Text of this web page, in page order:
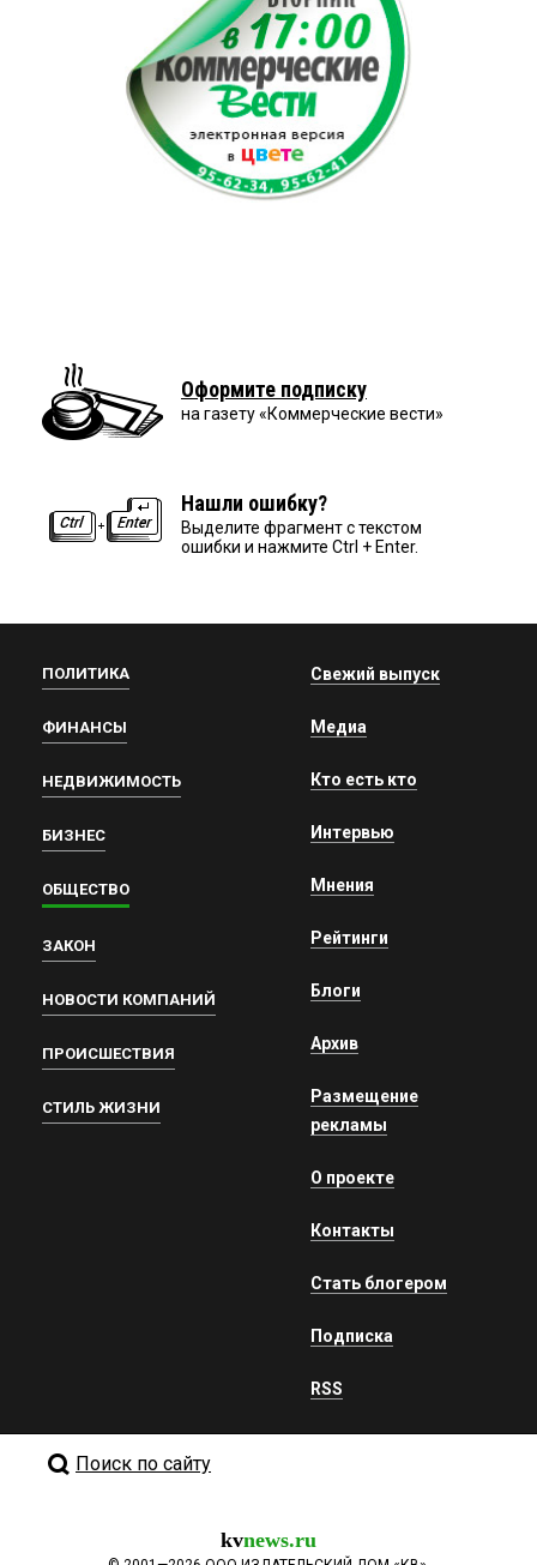
Оформите подписку
на газету «Коммерческие вести»
Нашли ошибку?
Выделите фрагмент с текстом
ошибки и нажмите Ctrl + Enter.
ПОЛИТИКА
ФИНАНСЫ
НЕДВИЖИМОСТЬ
БИЗНЕС
ОБЩЕСТВО
ЗАКОН
НОВОСТИ КОМПАНИЙ
ПРОИСШЕСТВИЯ
СТИЛЬ ЖИЗНИ
Свежий выпуск
Медиа
Кто есть кто
Интервью
Мнения
Рейтинги
Блоги
Архив
Размещение
рекламы
О проекте
Контакты
Стать блогером
Подписка
RSS
Поиск по сайту
kvnews.ru